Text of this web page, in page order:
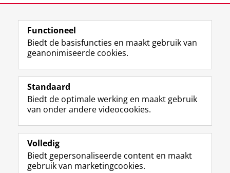
Laatst gewijzigd: 06 november 2025 14:16
Volg de RUG
F
a
e
b
o
p
a
L
i
k
e
I
-
p
R
S
-
f
e
R
I
n
t
r
m
Y
o
T
e
k
Studiekiezers
Alumni
Over ons
Functioneel
Biedt de basisfuncties en maakt gebruik van
geanonimiseerde cookies.
Standaard
Biedt de optimale werking en maakt gebruik
van onder andere videocookies.
Volledig
Biedt gepersonaliseerde content en maakt
gebruik van marketingcookies.